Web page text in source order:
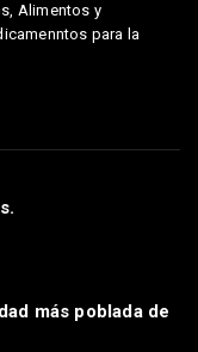
Alimentos y
para la
más poblada de